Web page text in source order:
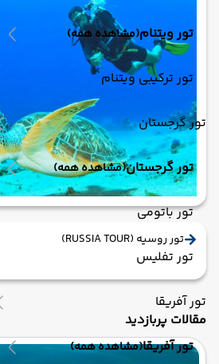
تور ویتنام(مشاهده همه)
تور ترکیبی ویتنام
تور گرجستان
تور گرجستان(مشاهده همه)
تور باتومی
تور تفلیس
تور آفریقا
تور آفریقا(مشاهده همه)
تور روسیه (RUSSIA TOUR)
مقالات پربازدید